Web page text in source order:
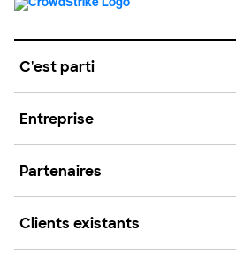
C'est parti
Entreprise
Partenaires
Clients existants